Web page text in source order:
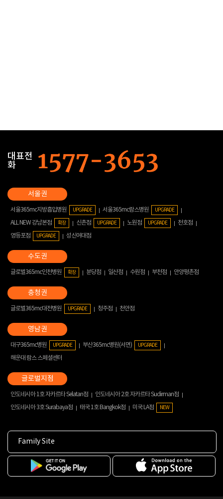
대표전
화
서울365mc지방흡입병원 UPGRADE 서울365mc람스병원 UPGRADE
ALL NEW 강남본점 확장 신촌점 UPGRADE 노원점 UPGRADE
천호점
영등포점
UPGRADE 성신여대점
글로벌365mc인천병원 확장 분당점 일산점 수원점 부천점 안양평촌점
글로벌365mc대전병원 UPGRADE 청주점 천안점
대구365mc병원 UPGRADE 부산365mc병원(서면) UPGRADE
해운대 람스 스페셜센터
인도네시아 1호 자카르타 Selatan점
인도네시아 2호 자카르타 Sudirman점
인도네시아 3호 Surabaya점
태국 1호 Bangkok점 미국 LA점 NEW
Family Site